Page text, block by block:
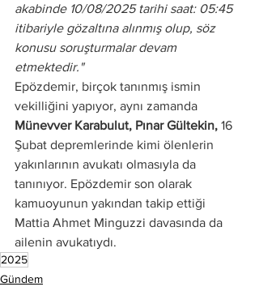
akabinde 10/08/2025 tarihi saat: 05:45
itibariyle gözaltına alınmış olup, söz
konusu soruşturmalar devam
etmektedir."
Epözdemir, birçok tanınmış ismin
vekilliğini yapıyor, aynı zamanda
Münevver Karabulut, Pınar Gültekin, 16
Şubat depremlerinde kimi ölenlerin
yakınlarının avukatı olmasıyla da
tanınıyor. Epözdemir son olarak
kamuoyunun yakından takip ettiği
Mattia Ahmet Minguzzi davasında da
ailenin avukatıydı.
2025
Gündem